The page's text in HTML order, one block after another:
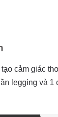
cảm giác
legging và 1